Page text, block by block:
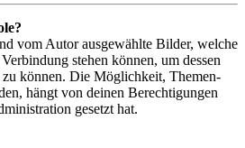
vom Autor ausgewählte Bilder, welche
stehen können, um dessen
können. Die Möglichkeit, Themen-
hängt von deinen Berechtigungen
gesetzt hat.